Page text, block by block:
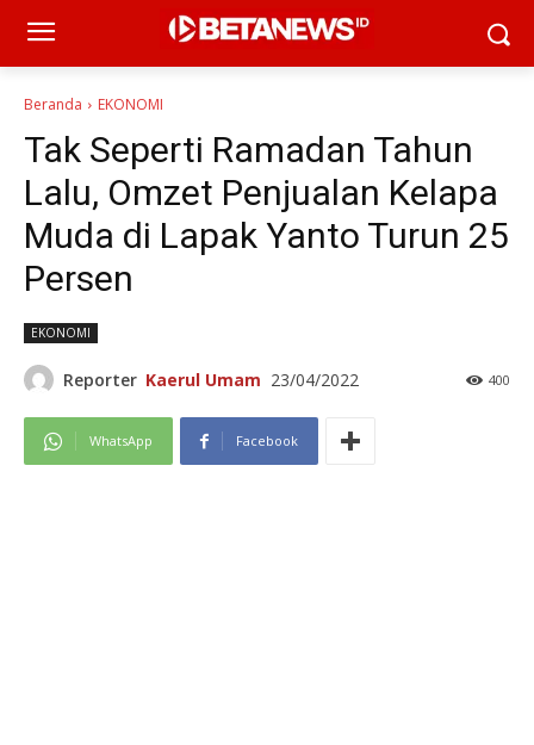
Beranda EKONOMI
Tak Seperti Ramadan Tahun
Lalu, Omzet Penjualan Kelapa
Muda di Lapak Yanto Turun 25
Persen
EKONOMI
Reporter Kaerul Umam 23/04/2022 400
WhatsApp Facebook